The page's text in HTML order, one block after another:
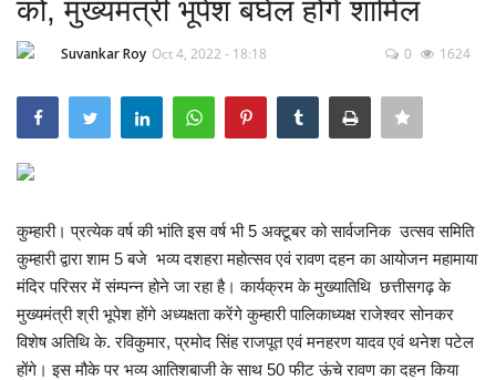
Home
Contact
देश-विदेश
छत्तीसगढ़ राज्य
दुनिया
मनोरंजन
को, मुख्यमंत्री भूपेश बघेल होंगे शामिल
Suvankar Roy Oct 4, 2022 - 18:18 0 1624
कुम्हारी। प्रत्येक वर्ष की भांति इस वर्ष भी 5 अक्टूबर को सार्वजनिक उत्सव समिति
कुम्हारी द्वारा शाम 5 बजे भव्य दशहरा महोत्सव एवं रावण दहन का आयोजन महामाया
मंदिर परिसर में संम्पन्न होने जा रहा है। कार्यक्रम के मुख्यातिथि छत्तीसगढ़ के
मुख्यमंत्री श्री भूपेश होंगे अध्यक्षता करेंगे कुम्हारी पालिकाध्यक्ष राजेश्वर सोनकर
विशेष अतिथि के. रविकुमार, प्रमोद सिंह राजपूत एवं मनहरण यादव एवं थनेश पटेल
होंगे। इस मौके पर भव्य आतिशबाजी के साथ 50 फीट ऊंचे रावण का दहन किया